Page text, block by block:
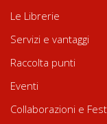
Le Librerie
Servizi e vantaggi
Raccolta punti
Eventi
Collaborazioni e